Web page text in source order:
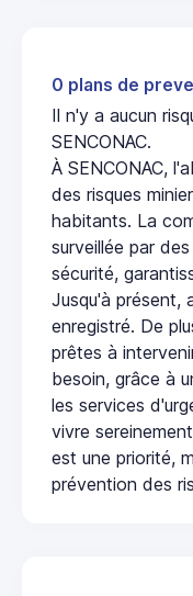
0 plans de
Il n'y a aucun
SENCONAC.
À SENCONAC,
des risques
habitants. La
surveillée par
sécurité,
Jusqu'à présent,
enregistré. De
prêtes à
besoin, grâce à
les services
vivre
est une priorité,
prévention des